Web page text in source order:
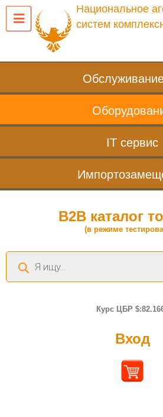
Национальное
систем
IT сервис
B2B каталог
(в режиме
Поиск
товаров
Курс ЦБР
Вход